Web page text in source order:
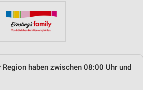
Region haben zwischen 08:00 Uhr und